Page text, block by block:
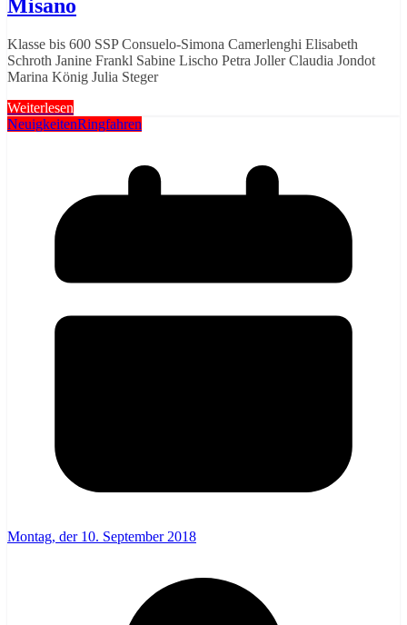
Misano
Klasse bis 600 SSP Consuelo-Simona Camerlenghi Elisabeth
Schroth Janine Frankl Sabine Lischo Petra Joller Claudia Jondot
Marina König Julia Steger
Weiterlesen
NeuigkeitenRingfahren
Montag, der 10. September 2018